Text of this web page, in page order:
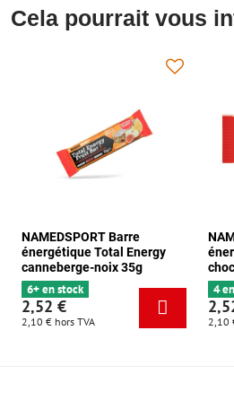
Cela pourrait vous
NAMEDSPORT Barre
énergétique Total Energy
canneberge-noix 35g
6+ en stock
2,52 €
2,10 € hors TVA
4
2,10